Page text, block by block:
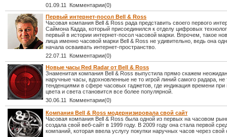
01.09.11 Комментарии(0)
Первый интернет-посол Bell & Ross
Часовая компания Bell & Ross рада представить своего первого
Саймона Кадда, который присоединился к отделу цифровых
первый в истории интернет-посол часовой марки. Впрочем, такое
лица именно часовой марки Bell & Ross не удивительно, ведь она
начала осваивать интернет-пространство.
22.07.11 Комментарии(0)
Новые часы Red Radar от Bell & Ross
Знаменитая компания Bell & Ross выпустила прямо скажем
наручные часы, вдохновленные не то игрой линий самого радара,
тенденциями в сфере часовых гаджетов, где индикация времени
цвета и света становится все более популярной.
30.06.11 Комментарии(0)
Компания Bell & Ross модернизировала свой сайт
Часовая компания Bell & Ross была одной из первых на часовом
создала свой веб-сайт в 1999 году. В 2009 году она стала первой
компаний, которая ввела услугу покупки наручных часов через свой